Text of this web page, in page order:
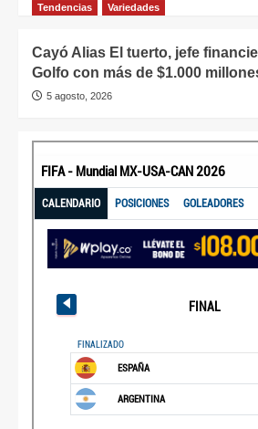
Tendencias
Variedades
Cayó Alias El tuerto, jefe
Golfo con más de $1.000
5 agosto, 2026